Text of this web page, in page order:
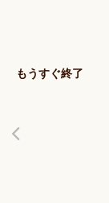
もうすぐ終了